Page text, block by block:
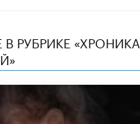
РУБРИКЕ «ХРОНИКА